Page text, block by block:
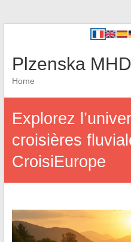
Plzenska MHD
Home
Explorez
croisières
CroisiEurope